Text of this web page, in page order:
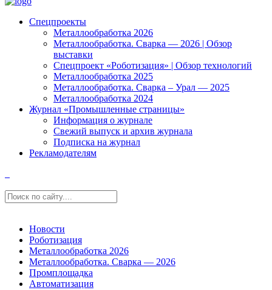
Спецпроекты
Металлообработка 2026
Металлообработка. Сварка — 2026 | Обзор
выставки
Спецпроект «Роботизация» | Обзор технологий
Металлообработка 2025
Металлообработка. Сварка – Урал — 2025
Металлообработка 2024
Журнал «Промышленные страницы»
Информация о журнале
Свежий выпуск и архив журнала
Подписка на журнал
Рекламодателям
Новости
Роботизация
Металлообработка 2026
Металлообработка. Сварка — 2026
Промплощадка
Автоматизация